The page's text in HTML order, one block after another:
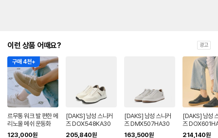
이런 상품 어때요? 광고
구매 4천+
르무통 워크 발 편한 메
리노울 메쉬 운동화
123,000원
[DAKS] 남성 스니커
즈 DOX548KA30
205,840원
[DAKS] 남성 스니커
즈 DMX507HA30
163,500원
[DAKS] 남성
즈
214,140원